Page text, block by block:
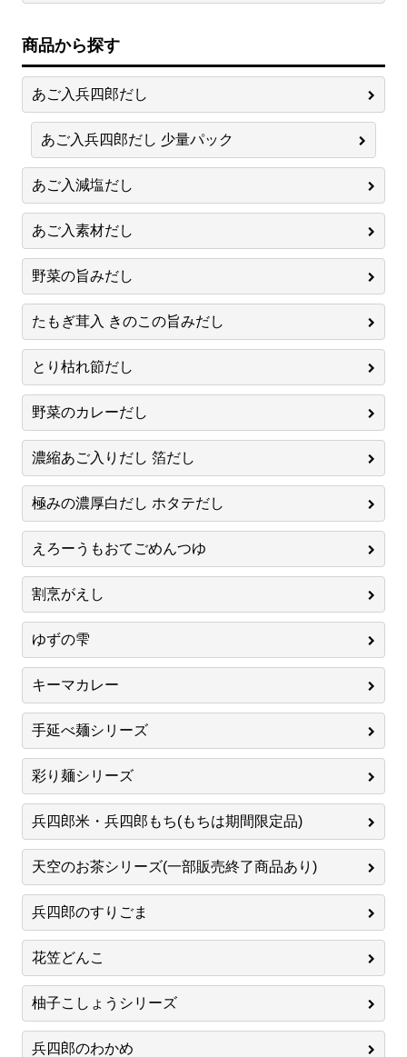
商品から探す
あご入兵四郎だし
あご入兵四郎だし 少量パック
あご入減塩だし
あご入素材だし
野菜の旨みだし
たもぎ茸入 きのこの旨みだし
とり枯れ節だし
野菜のカレーだし
濃縮あご入りだし 箔だし
極みの濃厚白だし ホタテだし
えろーうもおてごめんつゆ
割烹がえし
ゆずの雫
キーマカレー
手延べ麺シリーズ
彩り麺シリーズ
兵四郎米・兵四郎もち(もちは期間限定品)
天空のお茶シリーズ(一部販売終了商品あり)
兵四郎のすりごま
花笠どんこ
柚子こしょうシリーズ
兵四郎のわかめ